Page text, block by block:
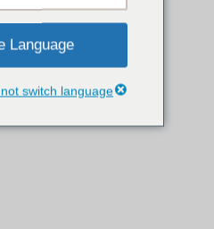
Language
switch language